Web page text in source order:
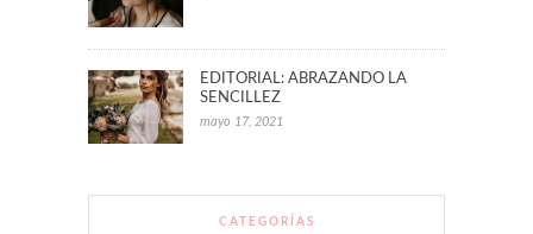
EDITORIAL: ABRAZANDO LA
SENCILLEZ
mayo 17, 2021
CATEGORÍAS